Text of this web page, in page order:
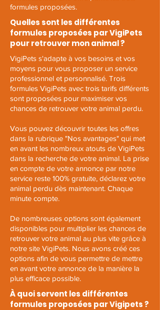
formules proposées.
Quelles sont les différentes
formules proposées par VigiPets
pour retrouver mon animal ?
VigiPets s'adapte à vos besoins et vos
moyens pour vous proposer un service
professionnel et personnalisé. Trois
formules VigiPets avec trois tarifs différents
sont proposées pour maximiser vos
chances de retrouver votre animal perdu.
Vous pouvez découvrir toutes les offres
dans la rubrique "Nos avantages" qui met
en avant les nombreux atouts de VigiPets
dans la recherche de votre animal. La prise
en compte de votre annonce par notre
service reste 100% gratuite, déclarez votre
animal perdu dès maintenant. Chaque
minute compte.
De nombreuses options sont également
disponibles pour multiplier les chances de
retrouver votre animal au plus vite grâce à
notre site VigiPets. Nous avons créé ces
options afin de vous permettre de mettre
en avant votre annonce de la manière la
plus efficace possible.
À quoi servent les différentes
formules proposées par Vigipets ?